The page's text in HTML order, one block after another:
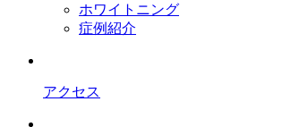
ホワイトニング
症例紹介
アクセス